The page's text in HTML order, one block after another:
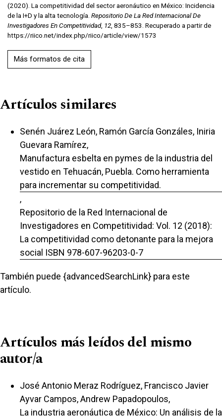
(2020). La competitividad del sector aeronáutico en México: Incidencia
de la I+D y la alta tecnología. Repositorio De La Red Internacional De
Investigadores En Competitividad, 12 , 835–853. Recuperado a partir de
https://riico.net/index.php/riico/article/view/1573
Más formatos de cita
Artículos similares
Senén Juárez León, Ramón García Gonzáles, Iniria
Guevara Ramírez,
Manufactura esbelta en pymes de la industria del
vestido en Tehuacán, Puebla. Como herramienta
para incrementar su competitividad.
,
Repositorio de la Red Internacional de
Investigadores en Competitividad: Vol. 12 (2018):
La competitividad como detonante para la mejora
social ISBN 978-607-96203-0-7
También puede {advancedSearchLink} para este
artículo.
Artículos más leídos del mismo
autor/a
José Antonio Meraz Rodríguez, Francisco Javier
Ayvar Campos, Andrew Papadopoulos,
La industria aeronáutica de México: Un análisis de la